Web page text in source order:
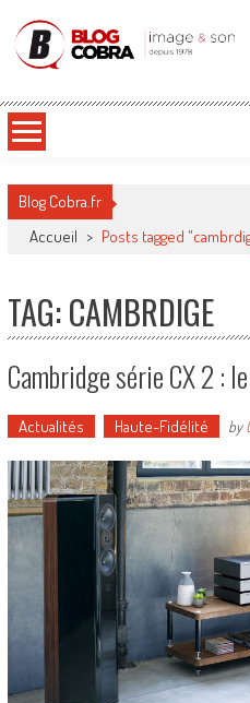
Blog Cobra
Blog Cobra.fr
Accueil > Posts tagged
TAG: CAMBRDIGE
Cambridge série CX 2 :
Actualités Haute-Fidélité by